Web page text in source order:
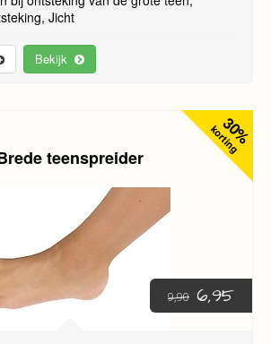
Jicht
Bekijk
30%
korting
teenspreider
9,90 6,95